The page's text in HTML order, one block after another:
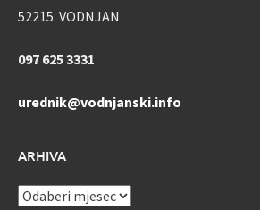
52215 VODNJAN
097 625 3331
urednik@vodnjanski.info
ARHIVA
ARHIVA